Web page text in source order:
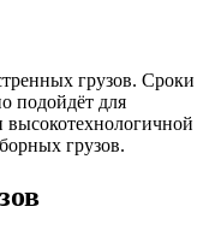
грузов. Сроки
подойдёт для
высокотехнологичной
грузов.